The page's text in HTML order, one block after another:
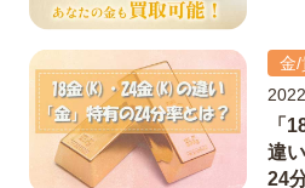
金/
「
違
24